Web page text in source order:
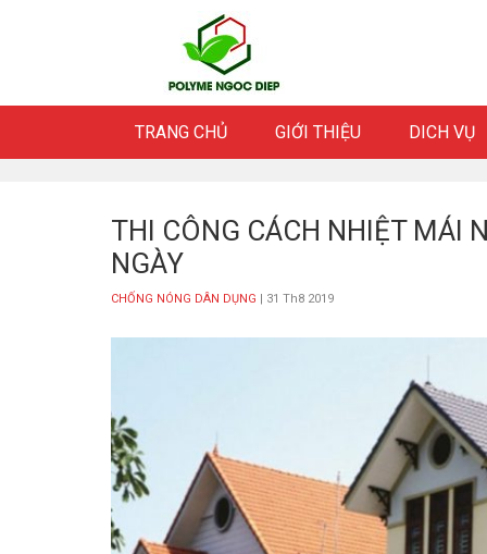
TRANG CHỦ GIỚI THIỆU DICH VỤ
THI CÔNG CÁCH NHIỆT MÁI
NGÀY
CHỐNG NÓNG DÂN DỤNG | 31 Th8 2019